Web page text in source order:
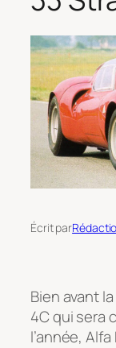
Écrit par
Bien avant
4C qui sera
l’année,